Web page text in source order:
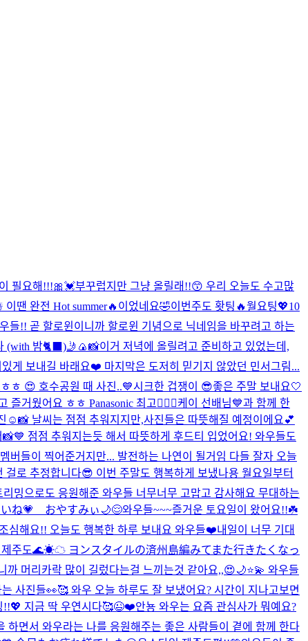
필요해!!!🎀💓부꾸럽지만 그냥 올릴래!!😙 우리 오늘도 수고많
땐 완전 Hot summer🔥이었네요🤣이번주도 홧팅🔥월요팅💖10
들!! 곧 할로윈이니까 할로윈 기념으로 닉네임을 바꾸려고 하는
(with 밤🐈‍⬛)🤳🍙📸이거 저녁에 올릴려고 준비하고 있었는데,
게 보내길 바래요❤️ 마지막은 도저히 믿기지 않았던 민서그림...
ㅎ 😍 호수공원 때 사진..💙시크한 겁쟁이 😎좋은 주말 보내요🤍
거웠어요 ㅎㅎ Panasonic 최고👍🏻💓케이 선배님💙과 함께 한
☺️📸 날씨는 점점 추워지지만,사진들은 따뜻해질 예정이에요💕
점점 추워지는듯 해서 따뜻하게 후드티 입었어요! 와우들도
버들이 찍어준거지만... 발전하는 나연이 될거임 다들 잘자 오늘
로 추정합니다😎 이번 주말도 행복하게 보냈나용 월요일부터
밍으로도 응원해준 와우들 너무너무 고맙고 감사해요 무대하는
いね💗 おやすみぃ🌙😌와우들~~~즐거운 토요일이 왔어요!!☘️
심해요!! 오늘도 행복한 하루 보내요 와우들❤️내일이 너무 기대
제주도🌊☀︎☁︎ ヨンスタイルの済州島編みてまた行きたくなっ
까 머리카락 많이 길렀다는걸 느끼는것 같아요,,😍🌙⭐️💫 와우들
사진들👀🥰 와우 오늘 하루도 잘 보냈어요? 시간이 지나고보면
!!💖 지금 딱 우연시다🥰😉❤️안뇽 와우는 요즘 관심사가 뭐예요?
면서 와우라는 나를 응원해주는 좋은 사람들이 곁에 함께 한다